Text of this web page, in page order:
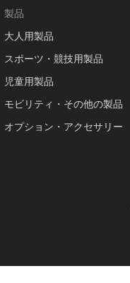
製品
大人用製品
スポーツ・競技用製品
児童用製品
モビリティ・その他の製品
オプション・アクセサリー